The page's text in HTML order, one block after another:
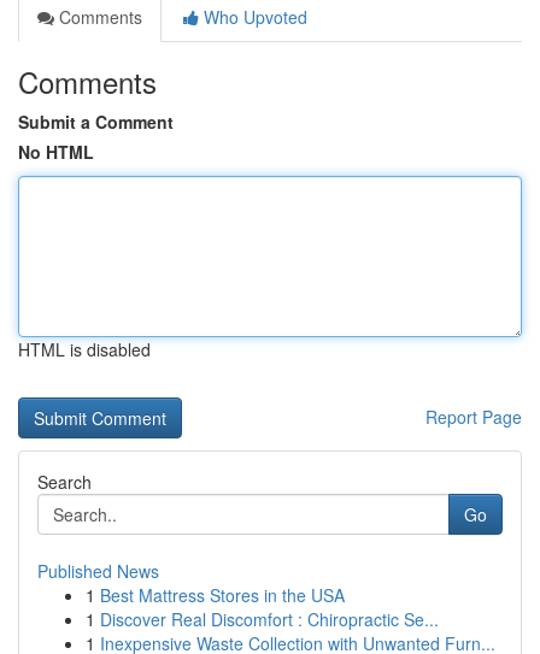
Comments
Who Upvoted
Comments
Submit a Comment
No HTML
HTML is disabled
Report Page
Search
Go
Published News
1 Best Mattress Stores in the USA
1 Discover Real Discomfort : Chiropractic Se...
1 Inexpensive Waste Collection with Unwanted Furn...